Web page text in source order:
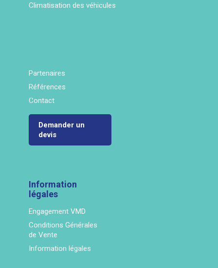
Climatisation des véhicules
Partenaires
Références
Contact
Demander un
devis
Information
légales
Engagement VMD
Conditions Générales
de Vente
Information légales